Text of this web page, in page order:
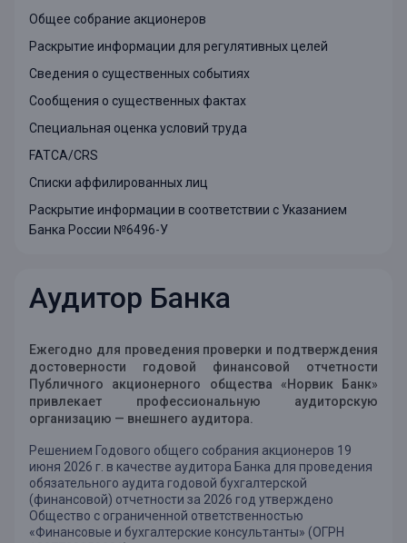
Общее собрание акционеров
Раскрытие информации для регулятивных целей
Сведения о существенных событиях
Сообщения о существенных фактах
Специальная оценка условий труда
FATCA/CRS
Списки аффилированных лиц
Раскрытие информации в соответствии с Указанием
Банка России №6496-У
Аудитор Банка
Ежегодно для проведения проверки и подтверждения
достоверности годовой финансовой отчетности
Публичного акционерного общества «Норвик Банк»
привлекает профессиональную аудиторскую
организацию — внешнего аудитора.
Решением Годового общего собрания акционеров 19
июня 2026 г. в качестве аудитора Банка для проведения
обязательного аудита годовой бухгалтерской
(финансовой) отчетности за 2026 год утверждено
Общество с ограниченной ответственностью
«Финансовые и бухгалтерские консультанты» (ОГРН